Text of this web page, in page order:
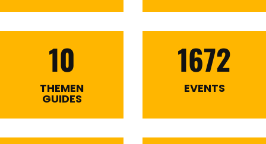
10
THEMEN
GUIDES
1672
EVENTS